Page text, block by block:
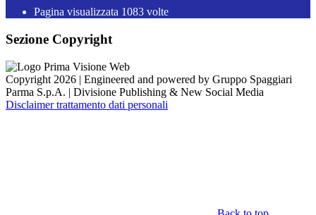
Pagina visualizzata 1083 volte
Sezione Copyright
Copyright 2026 | Engineered and powered by Gruppo Spaggiari
Parma S.p.A. | Divisione Publishing & New Social Media
Disclaimer trattamento dati personali